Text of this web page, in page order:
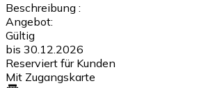
Beschreibung :
Angebot:
Gültig
bis 30.12.2026
Reserviert für Kunden
Mit Zugangskarte